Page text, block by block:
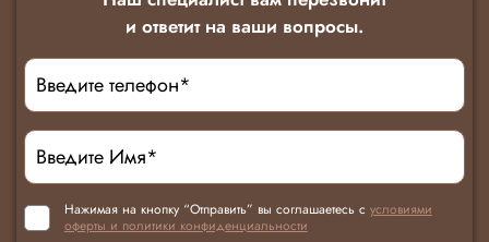
и ответит на ваши вопросы.
Нажимая на кнопку “Отправить” вы соглашаетесь с условиями
оферты и политики конфиденциальности